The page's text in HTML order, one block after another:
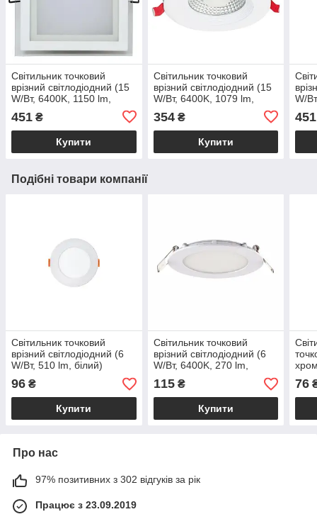
Світильник точковий
врізний світлодіодний (15
W/Вт, 6400K, 1150 lm,
світильник MARIA-15
451 ₴
Купити
Світильник точковий
врізний світлодіодний (15
W/Вт, 6400K, 1079 lm,
світильник VANESSA
354₴
Купити
W/
451
Подібні товари компанії
Світильник точковий
врізний світлодіодний (6
W/Вт, 510 lm, білий)
вбудований ЛЕД
світильник ALEXIS-6 3CCT
96 ₴
Купити
Світильник точковий
врізний світлодіодний (6
W/Вт, 6400K, 270 lm,
білий) вбудований ЛЕД
світильник Slim-6
115₴
Купити
76
Про нас
97% позитивних з 302 відгуків за рік
Працює з 23.09.2019